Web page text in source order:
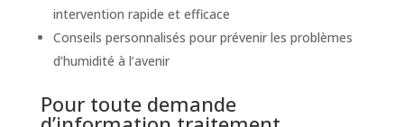
intervention rapide et efficace
Conseils personnalisés pour prévenir les problèmes
d’humidité à l’avenir
Pour toute demande